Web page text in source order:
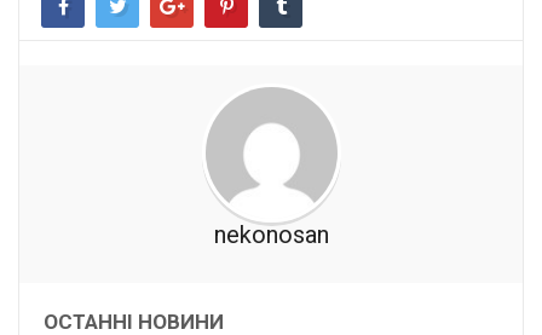
nekonosan
ОСТАННІ НОВИНИ